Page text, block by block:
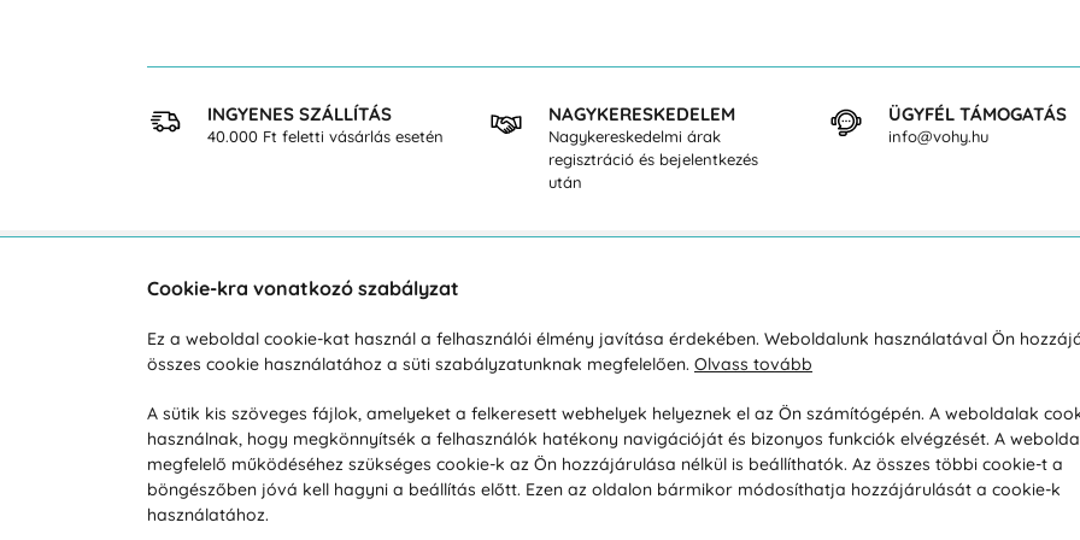
INGYENES SZÁLLÍTÁS
40.000 Ft feletti vásárlás esetén
NAGYKERESKEDELEM
Nagykereskedelmi árak
regisztráció és bejelentkezés
után
ÜGYFÉL TÁMOGATÁS
info@vohy.hu
Hétköznap 8:00-tól 16:00-ig
info@vohy.hu
Reklamáció / Áru visszaküldése
Szállítás és fizetés
Üzleti feltételek
Visszaküldési politika
Társaságról
Magánélet
Tanácsadó iroda
Cookie-kra vonatkozó szabályzat
Ez a weboldal cookie-kat használ a felhasználói élmény javítása érdekében. Weboldalunk használatával Ön
összes cookie használatához a süti szabályzatunknak megfelelően. Olvass tovább
A sütik kis szöveges fájlok, amelyeket a felkeresett webhelyek helyeznek el az Ön számítógépén. A weboldalak
használnak, hogy megkönnyítsék a felhasználók hatékony navigációját és bizonyos funkciók elvégzését. A
megfelelő működéséhez szükséges cookie-k az Ön hozzájárulása nélkül is beállíthatók. Az összes többi cookie-t a
böngészőben jóvá kell hagyni a beállítás előtt. Ezen az oldalon bármikor módosíthatja hozzájárulását a cookie-k
használatához.